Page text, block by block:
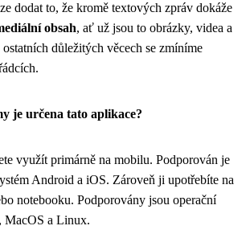
dodat to, že kromě textových zpráv dokáže
obsah, ať už jsou to obrázky, videa a
důležitých věcech se zmíníme
je určena tato aplikace?
využít primárně na mobilu. Podporován je
Android a iOS. Zároveň ji upotřebíte na
notebooku. Podporovány jsou operační
MacOS a Linux.